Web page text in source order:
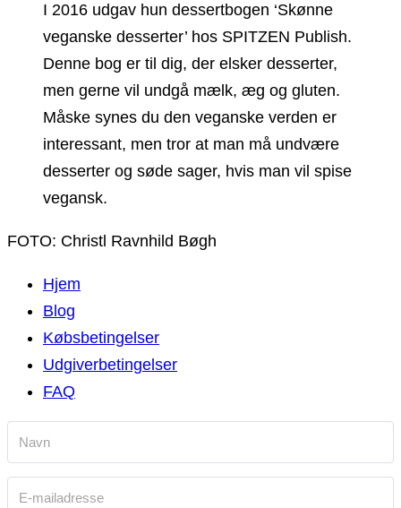
I 2016 udgav hun dessertbogen ‘Skønne
veganske desserter’ hos SPITZEN Publish.
Denne bog er til dig, der elsker desserter,
men gerne vil undgå mælk, æg og gluten.
Måske synes du den veganske verden er
interessant, men tror at man må undvære
desserter og søde sager, hvis man vil spise
vegansk.
FOTO: Christl Ravnhild Bøgh
Hjem
Blog
Købsbetingelser
Udgiverbetingelser
FAQ